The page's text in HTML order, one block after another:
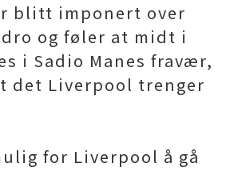
blitt imponert over
og føler at midt i
i Sadio Manes fravær,
det Liverpool trenger
for Liverpool å gå